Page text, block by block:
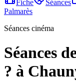
Fiche
Séances
Palmarès
Séances cinéma
Séances
? à